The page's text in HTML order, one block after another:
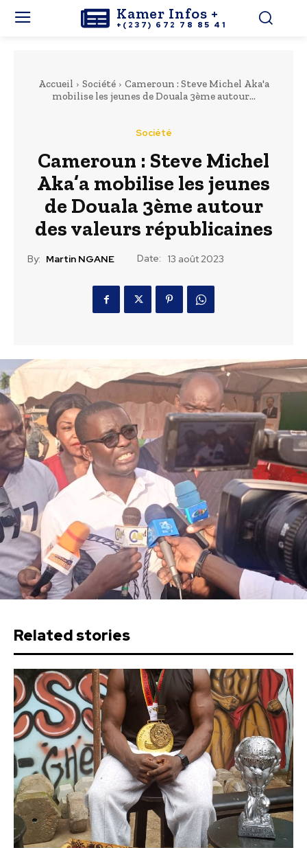
Kamer Infos +
+(237) 672 78 85 41
Accueil Société
Cameroun : Steve Michel Aka'a
mobilise les jeunes de Douala 3ème autour...
Société
Cameroun : Steve Michel
Aka’a mobilise les jeunes
de Douala 3ème autour
des valeurs républicaines
By: Martin NGANE Date: 13 août 2023
Related stories